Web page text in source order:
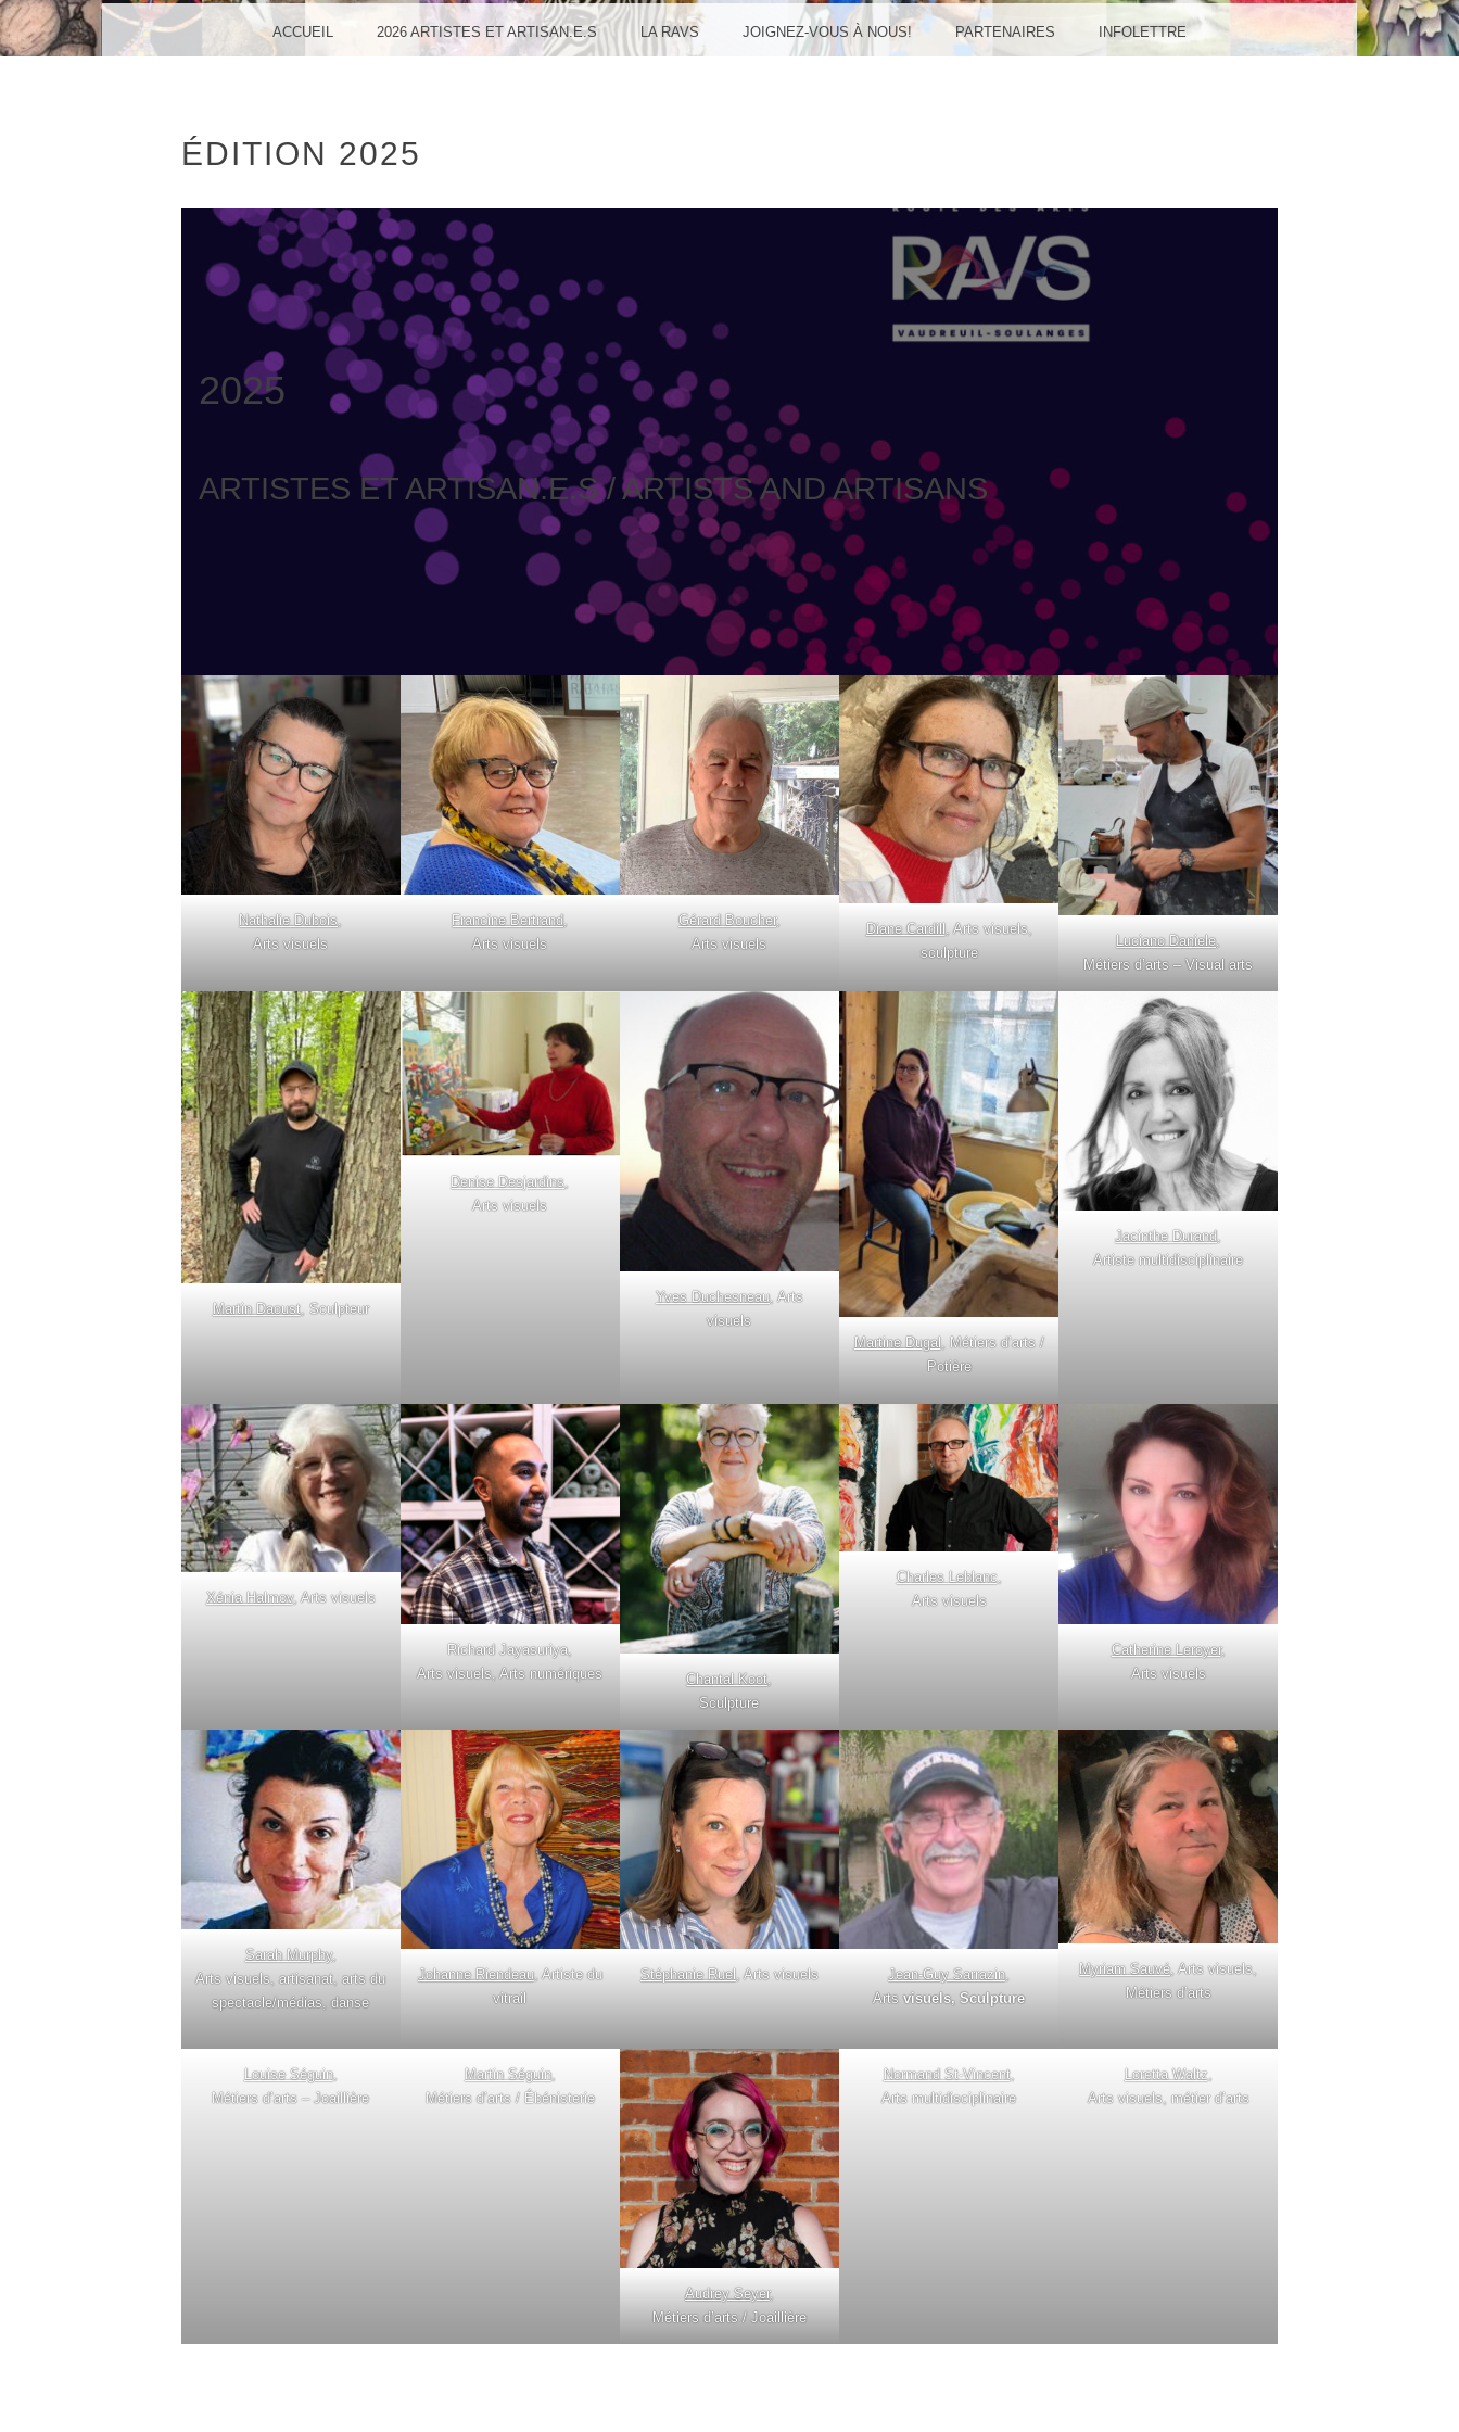
VAUDREUIL-
SOULANGES
MENU
SKIP TO CONTENTACCUEIL 2026 ARTISTES ET ARTISAN.E.S LA RAVS JOIGNEZ-VOUS À NOUS! PARTENAIRES INFOLETTRE
ÉDITION 2025
2025
ARTISTES ET ARTISAN.E.S / ARTISTS AND ARTISANS
Nathalie Dubois,
Arts visuels
Francine Bertrand,
Arts visuels
Gérard Boucher,
Arts visuels
Diane Cardill , Arts visuels,
sculpture
Luciano Daniele,
Métiers d’arts – Visual arts
Martin Daoust, Sculpteur
Denise Desjardins,
Arts visuels
Yves Duchesneau, Arts
visuels
Martine Dugal, Métiers d’arts /
Potière
Jacinthe Durand,
Artiste multidisciplinaire
Xénia Halmov, Arts visuels
Richard Jayasuriya,
Arts visuels, Arts numériques
Chantal Koot,
Sculpture
Charles Leblanc,
Arts visuels
Catherine Leroyer,
Arts visuels
Sarah Murphy,
Arts visuels, artisanat, arts du
spectacle/médias, danse
Johanne Riendeau, Artiste du
vitrail
Stéphanie Ruel, Arts visuels Jean-Guy Sarrazin,
Arts visuels, Sculpture
Myriam Sauvé, Arts visuels,
Métiers d’arts
Louise Séguin,
Métiers d’arts – Joaillière
Martin Séguin,
Métiers d’arts / Ébénisterie
Audrey Seyer,
Métiers d’arts / Joaillière
Normand St-Vincent,
Arts multidisciplinaire
Loretta Waltz,
Arts visuels, métier d’arts